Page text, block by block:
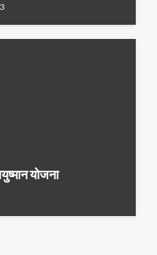
योजना